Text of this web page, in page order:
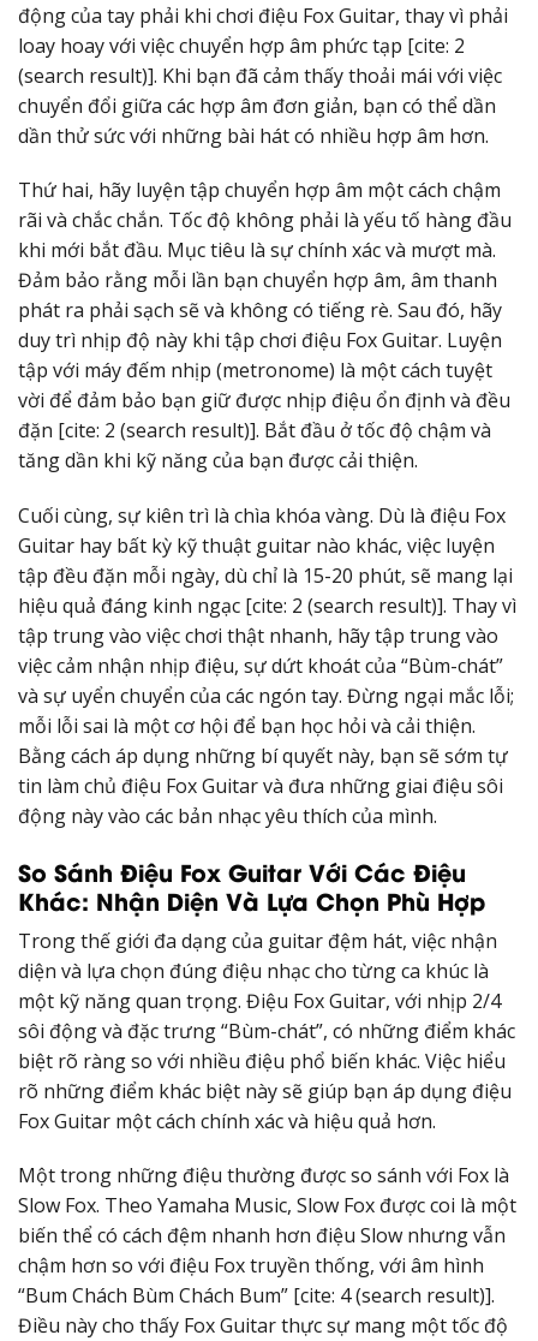
động của tay phải khi chơi điệu Fox Guitar, thay vì phải
loay hoay với việc chuyển hợp âm phức tạp [cite: 2
(search result)]. Khi bạn đã cảm thấy thoải mái với việc
chuyển đổi giữa các hợp âm đơn giản, bạn có thể dần
dần thử sức với những bài hát có nhiều hợp âm hơn.
Thứ hai, hãy luyện tập chuyển hợp âm một cách chậm
rãi và chắc chắn. Tốc độ không phải là yếu tố hàng đầu
khi mới bắt đầu. Mục tiêu là sự chính xác và mượt mà.
Đảm bảo rằng mỗi lần bạn chuyển hợp âm, âm thanh
phát ra phải sạch sẽ và không có tiếng rè. Sau đó, hãy
duy trì nhịp độ này khi tập chơi điệu Fox Guitar. Luyện
tập với máy đếm nhịp (metronome) là một cách tuyệt
vời để đảm bảo bạn giữ được nhịp điệu ổn định và đều
đặn [cite: 2 (search result)]. Bắt đầu ở tốc độ chậm và
tăng dần khi kỹ năng của bạn được cải thiện.
Cuối cùng, sự kiên trì là chìa khóa vàng. Dù là điệu Fox
Guitar hay bất kỳ kỹ thuật guitar nào khác, việc luyện
tập đều đặn mỗi ngày, dù chỉ là 15-20 phút, sẽ mang lại
hiệu quả đáng kinh ngạc [cite: 2 (search result)]. Thay vì
tập trung vào việc chơi thật nhanh, hãy tập trung vào
việc cảm nhận nhịp điệu, sự dứt khoát của “Bùm-chát”
và sự uyển chuyển của các ngón tay. Đừng ngại mắc lỗi;
mỗi lỗi sai là một cơ hội để bạn học hỏi và cải thiện.
Bằng cách áp dụng những bí quyết này, bạn sẽ sớm tự
tin làm chủ điệu Fox Guitar và đưa những giai điệu sôi
động này vào các bản nhạc yêu thích của mình.
So Sánh Điệu Fox Guitar Với Các Điệu
Khác: Nhận Diện Và Lựa Chọn Phù Hợp
Trong thế giới đa dạng của guitar đệm hát, việc nhận
diện và lựa chọn đúng điệu nhạc cho từng ca khúc là
một kỹ năng quan trọng. Điệu Fox Guitar, với nhịp 2/4
sôi động và đặc trưng “Bùm-chát”, có những điểm khác
biệt rõ ràng so với nhiều điệu phổ biến khác. Việc hiểu
rõ những điểm khác biệt này sẽ giúp bạn áp dụng điệu
Fox Guitar một cách chính xác và hiệu quả hơn.
Một trong những điệu thường được so sánh với Fox là
Slow Fox. Theo Yamaha Music, Slow Fox được coi là một
biến thể có cách đệm nhanh hơn điệu Slow nhưng vẫn
chậm hơn so với điệu Fox truyền thống, với âm hình
“Bum Chách Bùm Chách Bum” [cite: 4 (search result)].
Điều này cho thấy Fox Guitar thực sự mang một tốc độ